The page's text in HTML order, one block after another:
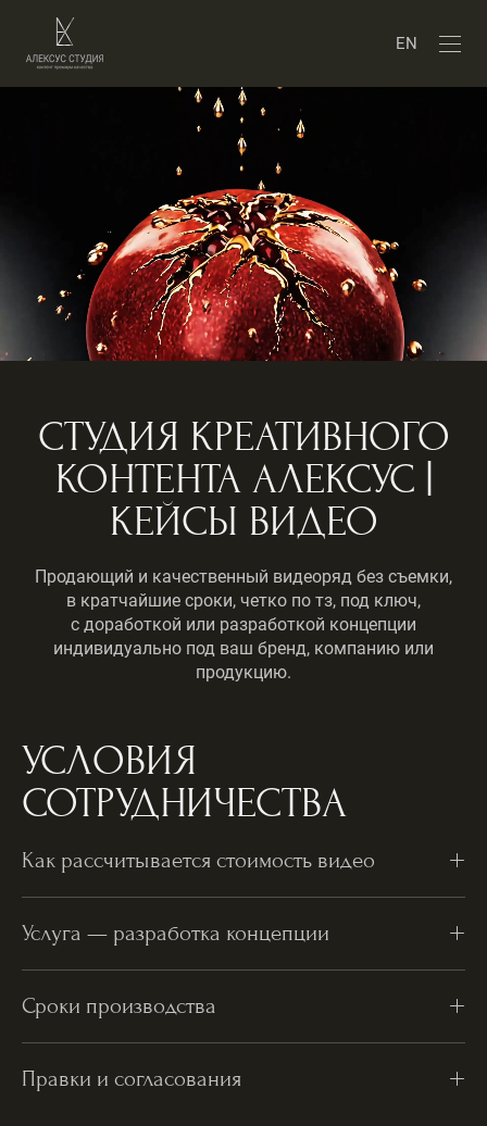
EN
СТУДИЯ КРЕАТИВНОГО
КОНТЕНТА АЛЕКСУС |
КЕЙСЫ ВИДЕО
Продающий и качественный видеоряд без съемки,
в кратчайшие сроки, четко по тз, под ключ,
с доработкой или разработкой концепции
индивидуально под ваш бренд, компанию или
продукцию.
УСЛОВИЯ
СОТРУДНИЧЕСТВА
Как рассчитывается стоимость видео
Услуга — разработка концепции
Сроки производства
Правки и согласования